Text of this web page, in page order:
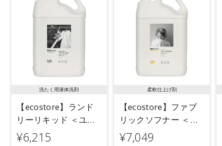
洗たく用液体洗剤
【ecostore】ランド
リーリキッド ＜ユー
カリ＞ 5L
¥6,215
柔軟仕上げ剤
【ecostore】ファブ
リックソフナー ＜シ
トラス＞ 5L
¥7,049